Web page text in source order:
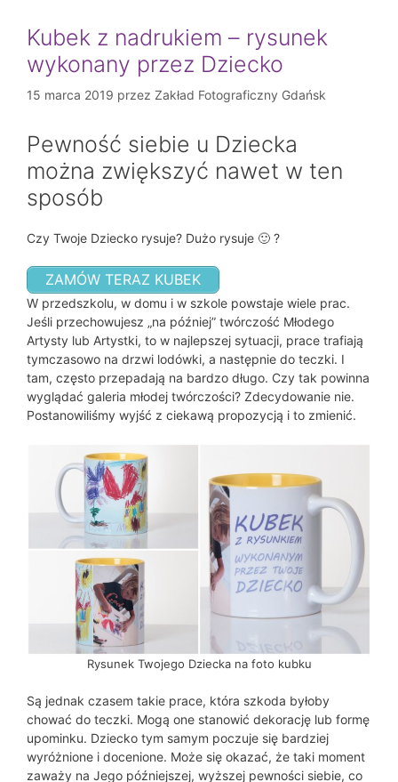
Kubek z nadrukiem – rysunek
wykonany przez Dziecko
15 marca 2019 przez Zakład Fotograficzny Gdańsk
Pewność siebie u Dziecka
można zwiększyć nawet w ten
sposób
Czy Twoje Dziecko rysuje? Dużo rysuje 🙂 ?
ZAMÓW TERAZ KUBEK
W przedszkolu, w domu i w szkole powstaje wiele prac.
Jeśli przechowujesz „na później” twórczość Młodego
Artysty lub Artystki, to w najlepszej sytuacji, prace trafiają
tymczasowo na drzwi lodówki, a następnie do teczki. I
tam, często przepadają na bardzo długo. Czy tak powinna
wyglądać galeria młodej twórczości? Zdecydowanie nie.
Postanowiliśmy wyjść z ciekawą propozycją i to zmienić.
Rysunek Twojego Dziecka na foto kubku
Są jednak czasem takie prace, która szkoda byłoby
chować do teczki. Mogą one stanowić dekorację lub formę
upominku. Dziecko tym samym poczuje się bardziej
wyróżnione i docenione. Może się okazać, że taki moment
zaważy na Jego późniejszej, wyższej pewności siebie, co